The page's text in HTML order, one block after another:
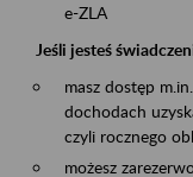
e-ZLA
Jeśli jesteś
masz dostęp
dochodach
czyli rocznego
możesz